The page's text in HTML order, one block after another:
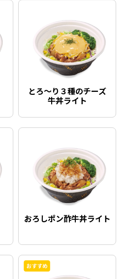
とろ〜り３種のチーズ
牛丼ライト
おろしポン酢牛丼ライト